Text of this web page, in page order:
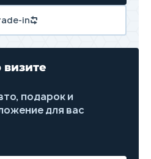
in
подарок и
для вас